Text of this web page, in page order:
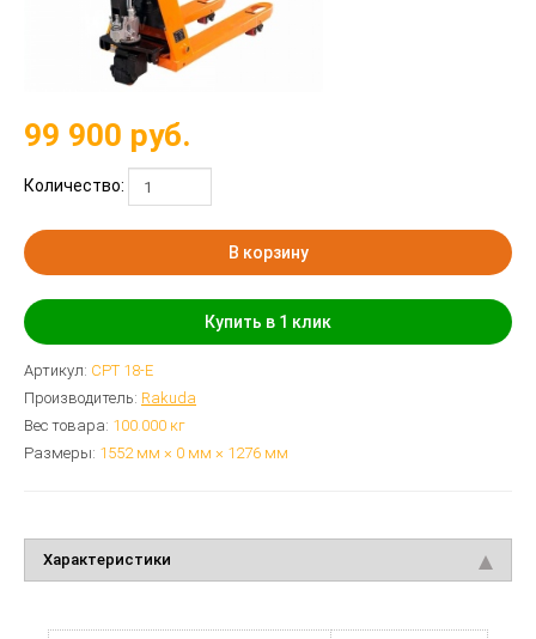
99 900 руб.
Количество:
В корзину
Купить в 1 клик
Артикул: CPT 18-E
Производитель: Rakuda
Вес товара: 100.000 кг
Размеры: 1552 мм × 0 мм × 1276 мм
Характеристики